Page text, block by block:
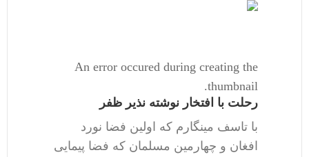
An error occured during creating the
thumbnail.
رحلت با افتخار نوشته نذیر ظفر
با تاسف مینگارم که اولین فضا نورد
افغان و چهارمین مسلمان که فضا پیمایی